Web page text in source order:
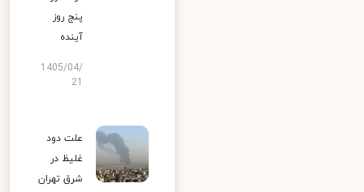
پنج روز
آینده
1405/04/
علت دود
غلیظ در
شرق تهران